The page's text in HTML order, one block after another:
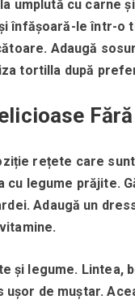
umplută cu carne
înfășoară-le într-o
Adaugă
tortilla după
rețete care
cu legume prăjite.
Adaugă un
și legume. Lintea,
ușor de muștar.